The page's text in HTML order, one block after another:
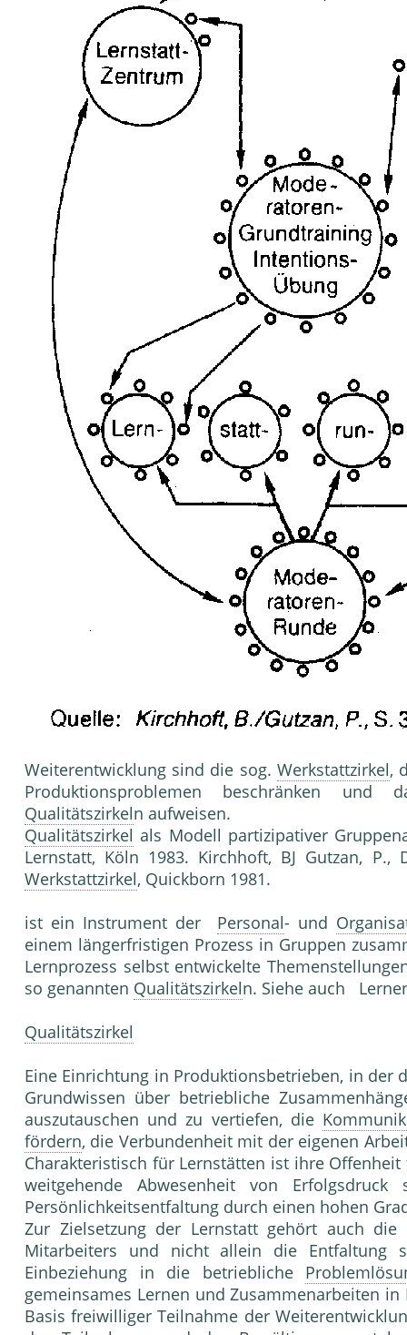
Weiterentwicklung sind die sog. Werkstattzirkel,
Produktionsproblemen beschränken
Qualitätszirkeln aufweisen.
Qualitätszirkel als Modell partizipativer
Lernstatt, Köln 1983. Kirchhoft, BJ Gutzan, P.,
Werkstattzirkel, Quickborn 1981.
ist ein Instrument der Personal- und
einem länger­fristigen Prozess in Gruppen
Lernprozess selbst ent­wickelte
so genannten Qualitätszirkeln. Siehe auch
Qualitätszirkel
Eine Einrichtung in Produktionsbetrie­ben, in
Grundwissen über betriebliche
auszutauschen und zu vertiefen, die
fördern, die Verbundenheit mit der eige­nen
Charakteristisch für Lernstätten ist ihre
weitgehende Abwesenheit von
Persönlich­keitsentfaltung durch einen hohen
Zur Zielsetzung der Lernstatt gehört auch
Mitarbei­ters und nicht allein die Entfaltung
Einbeziehung in die betriebliche
gemeinsames Lernen und Zusam­menarbeiten
Basis freiwilliger Teilnahme der